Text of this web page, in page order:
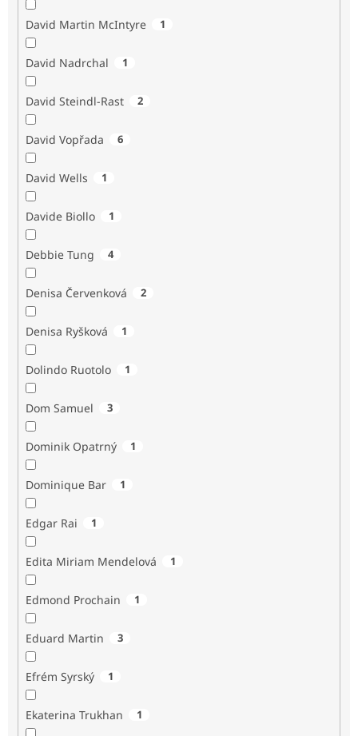
David Martin McIntyre 1
David Nadrchal 1
David Steindl-Rast 2
David Vopřada 6
David Wells 1
Davide Biollo 1
Debbie Tung 4
Denisa Červenková 2
Denisa Ryšková 1
Dolindo Ruotolo 1
Dom Samuel 3
Dominik Opatrný 1
Dominique Bar 1
Edgar Rai 1
Edita Miriam Mendelová 1
Edmond Prochain 1
Eduard Martin 3
Efrém Syrský 1
Ekaterina Trukhan 1